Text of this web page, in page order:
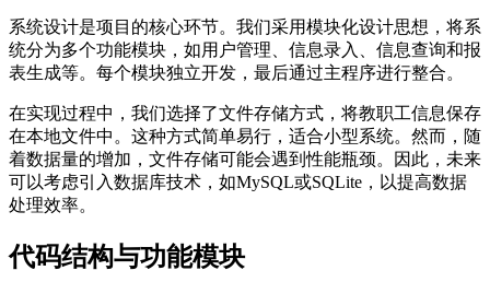
系统设计是项目的核心环节。我们采用模块化设计思想，将系
统分为多个功能模块，如用户管理、信息录入、信息查询和报
表生成等。每个模块独立开发，最后通过主程序进行整合。
在实现过程中，我们选择了文件存储方式，将教职工信息保存
在本地文件中。这种方式简单易行，适合小型系统。然而，随
着数据量的增加，文件存储可能会遇到性能瓶颈。因此，未来
可以考虑引入数据库技术，如MySQL或SQLite，以提高数据
处理效率。
代码结构与功能模块